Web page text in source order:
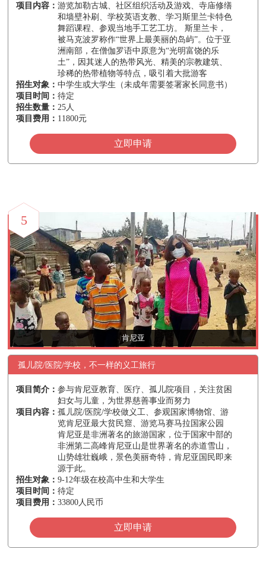
项目内容： 游览加勒古城、社区组织活动及游戏、寺庙修缮
和墙壁补刷、学校英语支教、学习斯里兰卡特色
舞蹈课程、参观当地手工艺工坊。 斯里兰卡，
被马克波罗称作“世界上最美丽的岛屿”。位于亚
洲南部，在僧伽罗语中原意为“光明富饶的乐
土”，因其迷人的热带风光、精美的宗教建筑、
珍稀的热带植物等特点，吸引着大批游客
招生对象： 中学生或大学生（未成年需要签署家长同意书）
项目时间： 待定
招生数量： 25人
项目费用： 11800元
立即申请
肯尼亚
5
孤儿院/医院/学校，不一样的义工旅行
项目简介： 参与肯尼亚教育、医疗、孤儿院项目，关注贫困
妇女与儿童，为世界慈善事业而努力
项目内容： 孤儿院/医院/学校做义工、参观国家博物馆、游
览肯尼亚最大贫民窟、游览马赛马拉国家公园
肯尼亚是非洲著名的旅游国家，位于国家中部的
非洲第二高峰肯尼亚山是世界著名的赤道雪山，
山势雄壮巍峨，景色美丽奇特，肯尼亚国民即来
源于此。
招生对象： 9-12年级在校高中生和大学生
项目时间： 待定
项目费用： 33800人民币
立即申请